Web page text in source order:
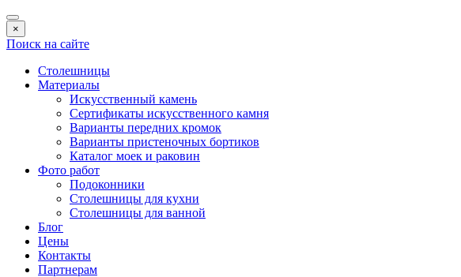
×
Поиск на сайте
Столешницы
Материалы
Искусственный камень
Сертификаты искусственного камня
Варианты передних кромок
Варианты пристеночных бортиков
Каталог моек и раковин
Фото работ
Подоконники
Столешницы для кухни
Столешницы для ванной
Блог
Цены
Контакты
Партнерам